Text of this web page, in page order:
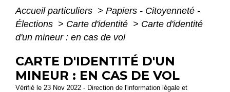
Accueil particuliers > Papiers - Citoyenneté -
Élections > Carte d'identité > Carte d'identité
d'un mineur : en cas de vol
CARTE D'IDENTITÉ D'UN
MINEUR : EN CAS DE VOL
Vérifié le 23 Nov 2022 - Direction de l'information légale et